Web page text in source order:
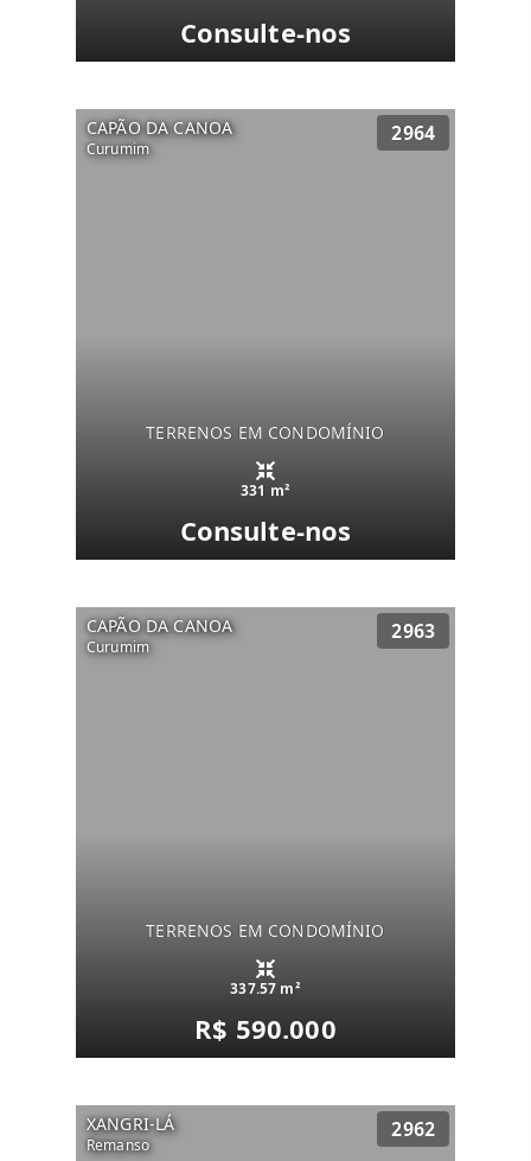
Consulte-nos
CAPÃO DA CANOA
Curumim
2964
TERRENOS EM CONDOMÍNIO
331 m²
Consulte-nos
CAPÃO DA CANOA
Curumim
2963
TERRENOS EM CONDOMÍNIO
337.57 m²
R$ 590.000
XANGRI-LÁ
Remanso
2962